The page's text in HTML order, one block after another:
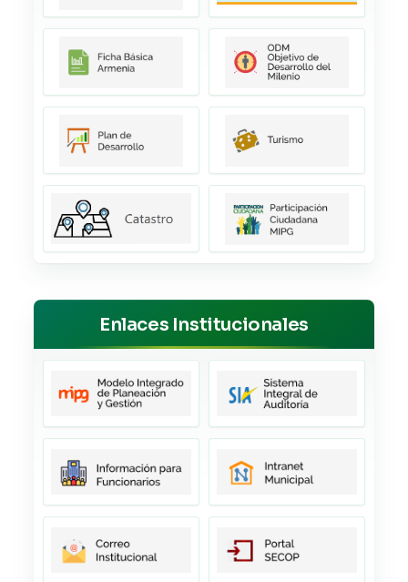
Enlaces Institucionales